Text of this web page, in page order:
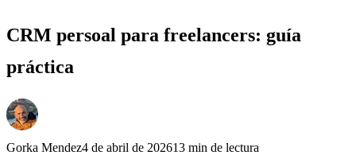
CRM persoal para freelancers: guía
práctica
Gorka Mendez4 de abril de 202613 min de lectura